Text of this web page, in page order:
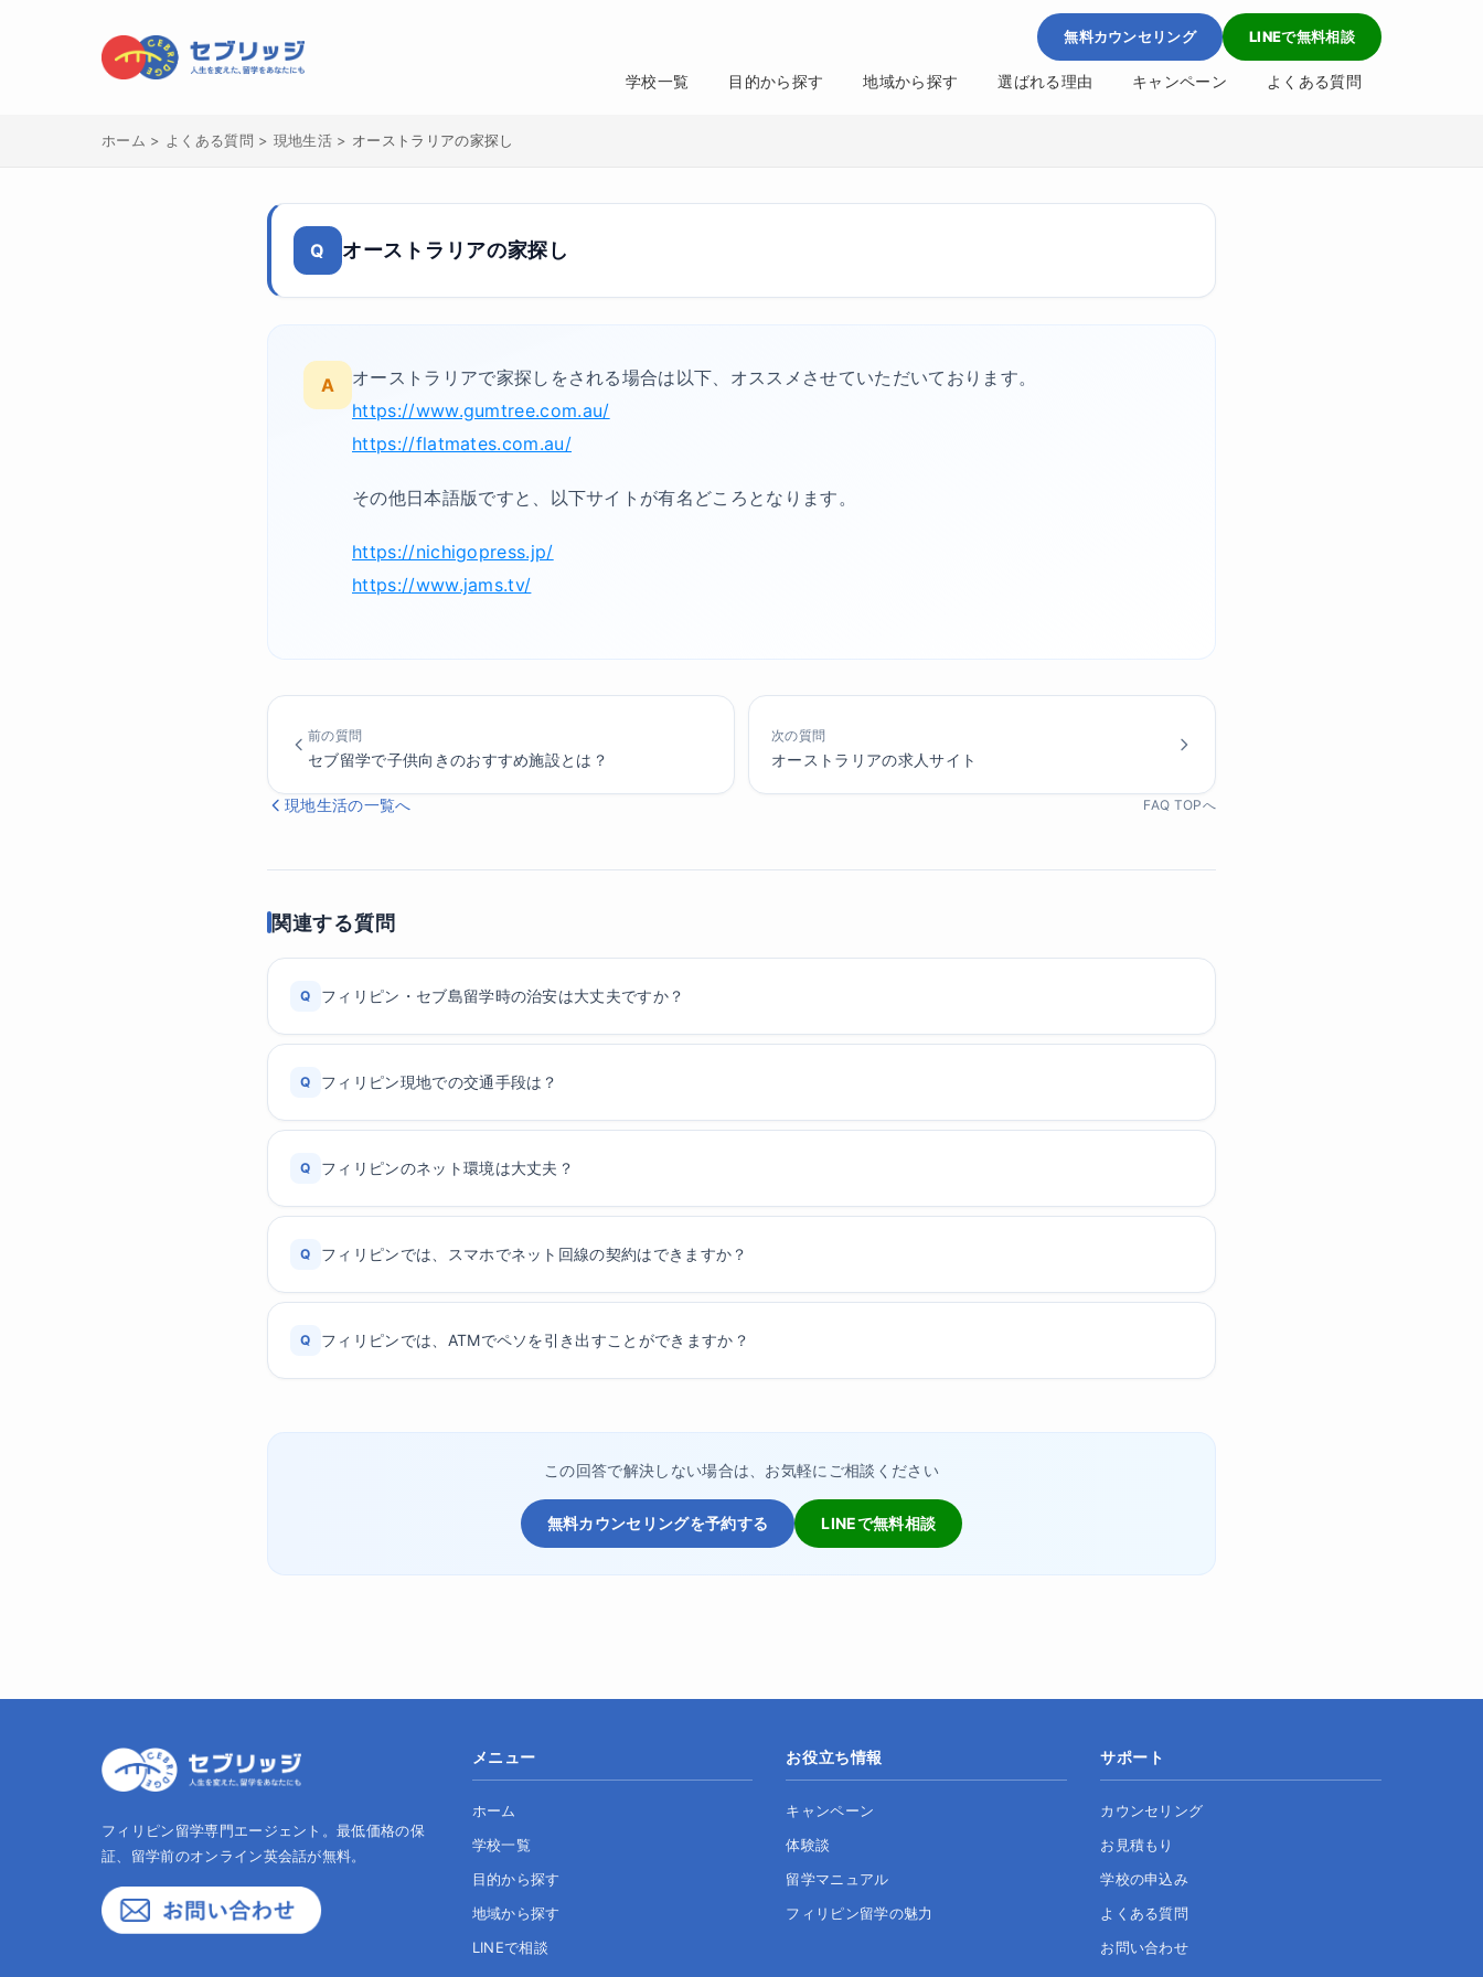
無料カウンセリング LINEで無料相談
学校一覧 目的から探す 地域から探す 選ばれる理由 キャンペーン よくある質問
ホーム > よくある質問 > 現地生活 > オーストラリアの家探し
Q オーストラリアの家探し
A
オーストラリアで家探しをされる場合は以下、オススメさせていただいております。
https://www.gumtree.com.au/
https://flatmates.com.au/
その他日本語版ですと、以下サイトが有名どころとなります。
https://nichigopress.jp/
https://www.jams.tv/
前の質問
セブ留学で子供向きのおすすめ施設とは？
次の質問
オーストラリアの求人サイト
現地生活の一覧へ FAQ TOPへ
関連する質問
Q フィリピン・セブ島留学時の治安は大丈夫ですか？
Q フィリピン現地での交通手段は？
Q フィリピンのネット環境は大丈夫？
Q フィリピンでは、スマホでネット回線の契約はできますか？
Q フィリピンでは、ATMでペソを引き出すことができますか？
この回答で解決しない場合は、お気軽にご相談ください
無料カウンセリングを予約する LINEで無料相談
フィリピン留学専門エージェント。最低価格の保
証、留学前のオンライン英会話が無料。
メニュー
ホーム
学校一覧
目的から探す
地域から探す
LINEで相談
お役立ち情報
キャンペーン
体験談
留学マニュアル
フィリピン留学の魅力
サポート
カウンセリング
お見積もり
学校の申込み
よくある質問
お問い合わせ